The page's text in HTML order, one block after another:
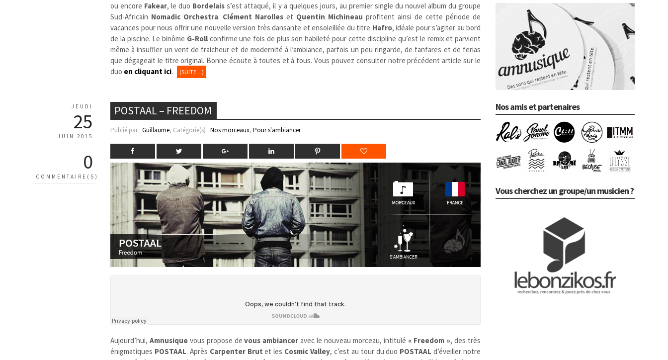
ou encore Fakear, le duo Bordelais s’est attaqué, il y a quelques jours, au premier single du nouvel album du groupe
Sud-Africain Nomadic Orchestra. Clément Narolleset Quentin Michineauprofitent ainsi de cette période de
vacances pour nous offrir une nouvelle version très dansante et ensoleillée du titre Hafro, idéale pour s’agiter au bord
de la piscine. Le binôme G-Rollconfirme une fois de plus son habileté pour cette discipline qu’est le remix et parvient
même à insuffler un vent de fraicheur et de modernité à l’ambiance, parfois un peu ringarde, de fanfares et de ferias
que dégageait le titre original. Bonne écoute à toutes et à tous. Vous pouvez consulter notre précédent article sur le
duo en cliquant ici. (SUITE…)
JEUDI
25
JUIN 2015
0
COMMENTAIRE(S)
POSTAAL – FREEDOM
Publié par :Guillaume, Catégorie(s) :Nos morceaux,Pour s'ambiancer
Aujourd’hui, Amnusiquevous propose devous ambiancer avec le nouveau morceau, intitulé « Freedom », des très
énigmatiques POSTAAL. Après Carpenter Brut et les Cosmic Valley, c’est au tour du duo POSTAAL d’éveiller notre
Nos amis et partenaires
Vous cherchez un groupe/un musicien ?